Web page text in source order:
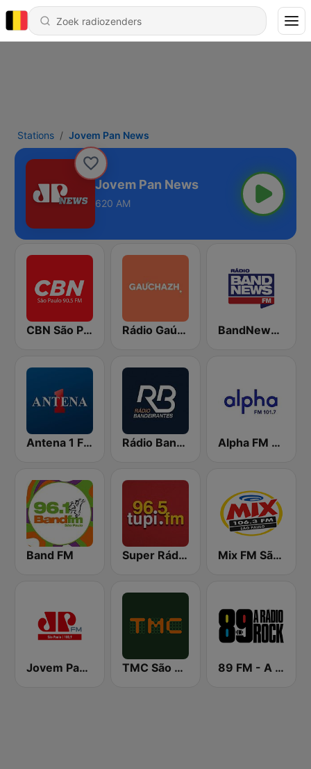
Stations Jovem Pan News
Jovem Pan News
620 AM
CBN São Paulo Rádio Gaúcha ZH BandNews FM - 96.9 SP
Antena 1 FM Rádio Bandeirantes Alpha FM 101.7
Band FM Super Rádio Tupi Mix FM São Paulo
Jovem Pan FM São Paulo TMC São Paulo 89 FM - A Rádio Rock